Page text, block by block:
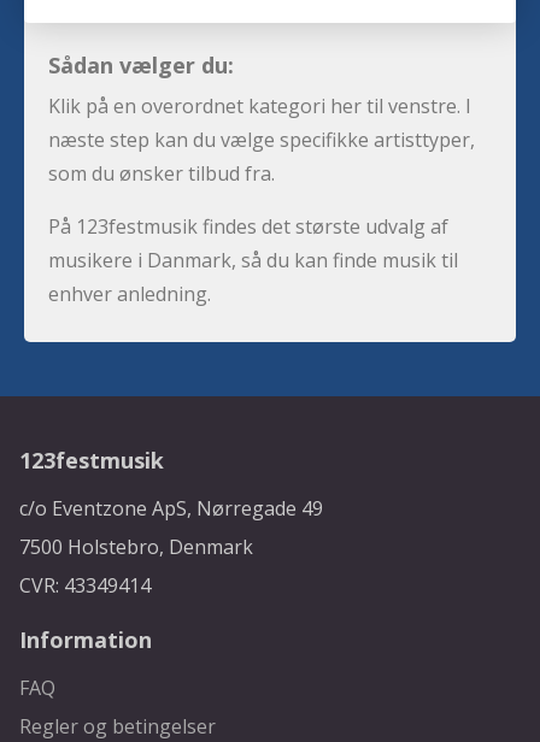
Sådan vælger du:
Klik på en overordnet kategori her til venstre. I
næste step kan du vælge specifikke artisttyper,
som du ønsker tilbud fra.
På 123festmusik findes det største udvalg af
musikere i Danmark, så du kan finde musik til
enhver anledning.
123festmusik
c/o Eventzone ApS, Nørregade 49
7500 Holstebro, Denmark
CVR: 43349414
Information
FAQ
Regler og betingelser